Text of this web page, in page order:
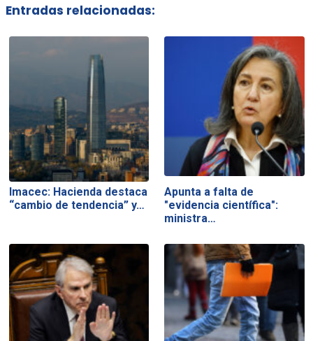
Entradas relacionadas:
Imacec: Hacienda destaca
“cambio de tendencia” y…
Apunta a falta de
"evidencia científica":
ministra…